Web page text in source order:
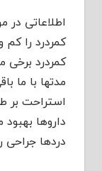
اطلاعاتی در مورد
کمردرد را کم و بیش
کمردرد برخی مواقع
مدتها با ما باقی می
استراحت بر طرف
داروها بهبود می
دردها جراحی راه